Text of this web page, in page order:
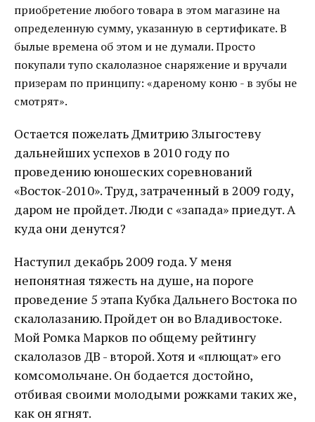
приобретение любого товара в этом магазине на
определенную сумму, указанную в сертификате. В
былые времена об этом и не думали. Просто
покупали тупо скалолазное снаряжение и вручали
призерам по принципу: «дареному коню - в зубы не
смотрят».
Остается пожелать Дмитрию Злыгостеву
дальнейших успехов в 2010 году по
проведению юношеских соревнований
«Восток-2010». Труд, затраченный в 2009 году,
даром не пройдет. Люди с «запада» приедут. А
куда они денутся?
Наступил декабрь 2009 года. У меня
непонятная тяжесть на душе, на пороге
проведение 5 этапа Кубка Дальнего Востока по
скалолазанию. Пройдет он во Владивостоке.
Мой Ромка Марков по общему рейтингу
скалолазов ДВ - второй. Хотя и «плющат» его
комсомольчане. Он бодается достойно,
отбивая своими молодыми рожками таких же,
как он ягнят.